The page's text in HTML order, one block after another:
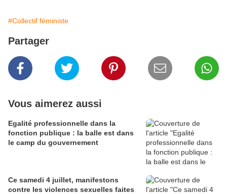
#Collectif féministe
Partager
Vous aimerez aussi
Egalité professionnelle dans la
fonction publique : la balle est dans
le camp du gouvernement
Ce samedi 4 juillet, manifestons
contre les violences sexuelles faites